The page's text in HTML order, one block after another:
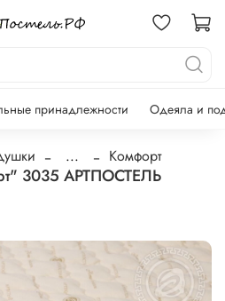
принадлежности Одеяла и
... Комфорт
3035 АРТПОСТЕЛЬ